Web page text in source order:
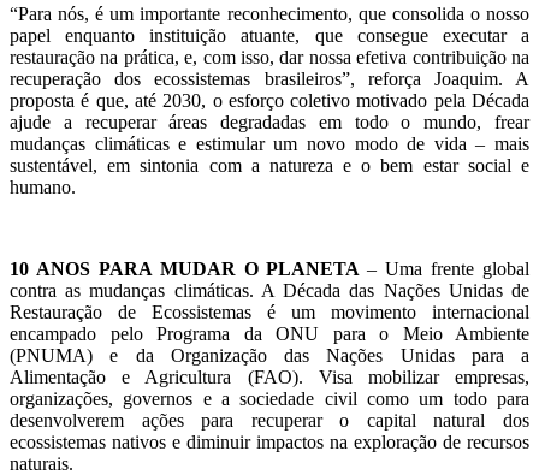
“Para nós, é um importante reconhecimento, que consolida o nosso
papel enquanto instituição atuante, que consegue executar a
restauração na prática, e, com isso, dar nossa efetiva contribuição na
recuperação dos ecossistemas brasileiros”, reforça Joaquim. A
proposta é que, até 2030, o esforço coletivo motivado pela Década
ajude a recuperar áreas degradadas em todo o mundo, frear
mudanças climáticas e estimular um novo modo de vida – mais
sustentável, em sintonia com a natureza e o bem estar social e
humano.
10 ANOS PARA MUDAR O PLANETA– Uma frente global
contra as mudanças climáticas. A Década das Nações Unidas de
Restauração de Ecossistemas é um movimento internacional
encampado pelo Programa da ONU para o Meio Ambiente
(PNUMA) e da Organização das Nações Unidas para a
Alimentação e Agricultura (FAO). Visa mobilizar empresas,
organizações, governos e a sociedade civil como um todo para
desenvolverem ações para recuperar o capital natural dos
ecossistemas nativos e diminuir impactos na exploração de recursos
naturais.